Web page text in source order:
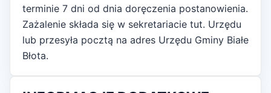
terminie 7 dni od dnia doręczenia postanowienia.
Zażalenie składa się w sekretariacie tut. Urzędu
lub przesyła pocztą na adres Urzędu Gminy Białe
Błota.